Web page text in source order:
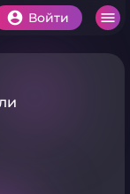
Войти